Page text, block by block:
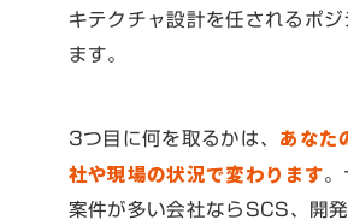
キテクチャ設計を任されるポジ
ます。
3つ目に何を取るかは、 あなた
社や現場の状況で変わります。
案件が多い会社ならSCS、開